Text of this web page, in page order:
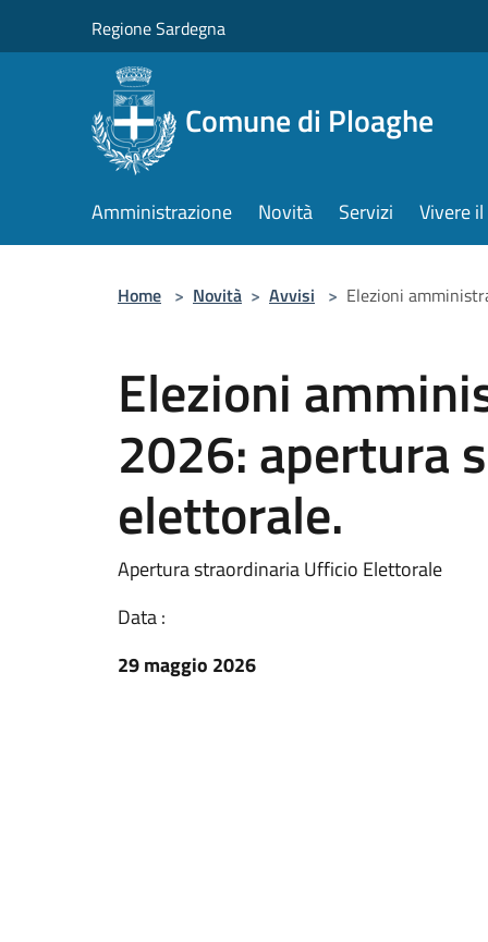
Regione Sardegna
Comune di Ploaghe
Amministrazione Novità Servizi Vivere
Home > Novità > Avvisi > Elezioni
Elezioni
2026: apertura
elettorale.
Apertura straordinaria Ufficio Elettorale
Data :
29 maggio 2026